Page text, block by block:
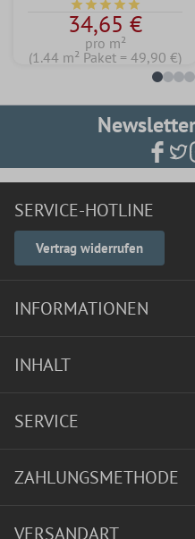
Durchschnittliche
34,65 €
pro m²
(1.44 m² Paket = 49,90 €)
SERVICE-HOTLINE
Vertrag widerrufen
INFORMATIONEN
INHALT
SERVICE
ZAHLUNGSMETHODE
VERSANDART